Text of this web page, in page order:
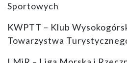
Sportowych
KWPTT – Klub
Towarzystwa